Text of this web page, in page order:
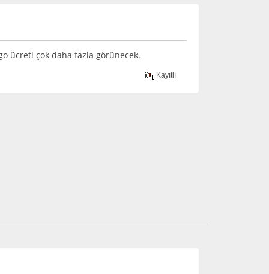
ücreti çok daha fazla görünecek.
Kayıtlı